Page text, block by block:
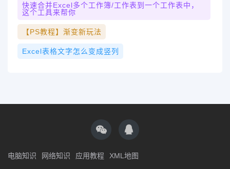
快速合并Excel多个工作簿/工作表到一个工作表中，
这个工具来帮你
【PS教程】渐变新玩法
Excel表格文字怎么变成竖列
电脑知识 网络知识 应用教程 XML地图